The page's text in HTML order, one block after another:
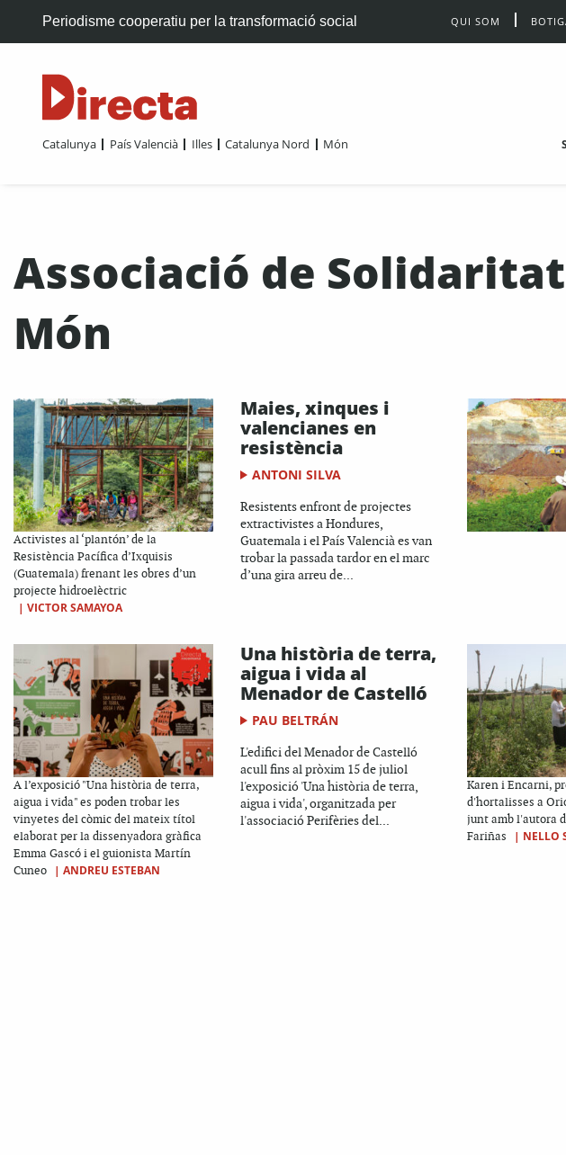
Periodisme cooperatiu per la transformació social QUI SOM
Catalunya País Valencià Illes Catalunya Nord Món
Associació de
Món
Activistes al ‘plantón’ de la
Resistència Pacífica d’Ixquisis
(Guatemala) frenant les obres d’un
projecte hidroelèctric
| VICTOR SAMAYOA
Maies, xinques i
valencianes en
resistència
ANTONI SILVA
Resistents enfront de projectes
extractivistes a Hondures,
Guatemala i el País Valencià es van
trobar la passada tardor en el marc
d’una gira arreu de...
A l’exposició "Una història de terra,
aigua i vida" es poden trobar les
vinyetes del còmic del mateix títol
elaborat per la dissenyadora gràfica
Emma Gascó i el guionista Martín
Cuneo
| ANDREU ESTEBAN
Una història de terra,
aigua i vida al
Menador de Castelló
PAU BELTRÁN
L'edifici del Menador de Castelló
acull fins al pròxim 15 de juliol
l'exposició 'Una història de terra,
aigua i vida', organitzada per
l'associació Perifèries del...
Karen i Encarni,
d'hortalisses a
junt amb l'autora
Fariñas
| NELLO